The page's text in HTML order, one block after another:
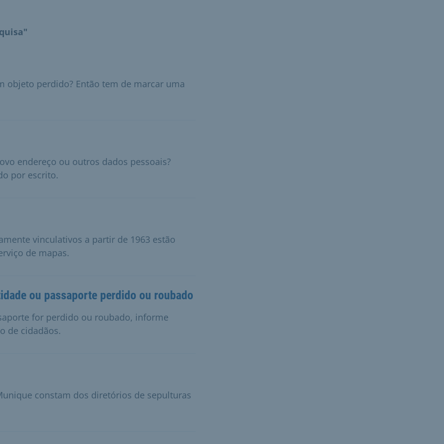
objeto perdido? Então tem de marcar uma
endereço ou outros dados pessoais?
por escrito.
vinculativos a partir de 1963 estão
de mapas.
ou passaporte perdido ou roubado
for perdido ou roubado, informe
de cidadãos.
constam dos diretórios de sepulturas